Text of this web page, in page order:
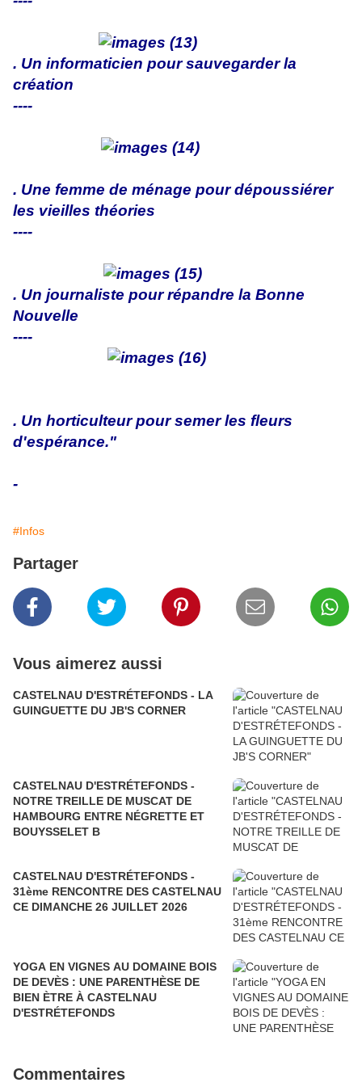
. Un informaticien pour sauvegarder la
création
----
. Une femme de ménage pour dépoussiérer
les vieilles théories
----
. Un journaliste pour répandre la Bonne
Nouvelle
----
. Un horticulteur pour semer les fleurs
d'espérance."
-
#Infos
Partager
Vous aimerez aussi
CASTELNAU D'ESTRÉTEFONDS - LA
GUINGUETTE DU JB'S CORNER
CASTELNAU D'ESTRÉTEFONDS -
NOTRE TREILLE DE MUSCAT DE
HAMBOURG ENTRE NÉGRETTE ET
BOUYSSELET B
CASTELNAU D'ESTRÉTEFONDS -
31ème RENCONTRE DES CASTELNAU
CE DIMANCHE 26 JUILLET 2026
YOGA EN VIGNES AU DOMAINE BOIS
DE DEVÈS : UNE PARENTHÈSE DE
BIEN ÈTRE À CASTELNAU
D'ESTRÉTEFONDS
Commentaires